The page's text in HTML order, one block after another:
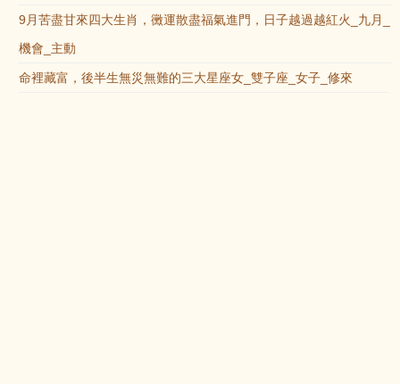
9月苦盡甘來四大生肖，黴運散盡福氣進門，日子越過越紅火_九月_
機會_主動
命裡藏富，後半生無災無難的三大星座女_雙子座_女子_修來